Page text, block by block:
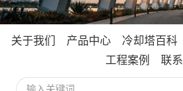
关于我们 产品中心 冷却塔百科
工程案例
联系